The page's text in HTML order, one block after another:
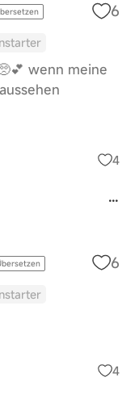
6
wenn meine
4
6
4